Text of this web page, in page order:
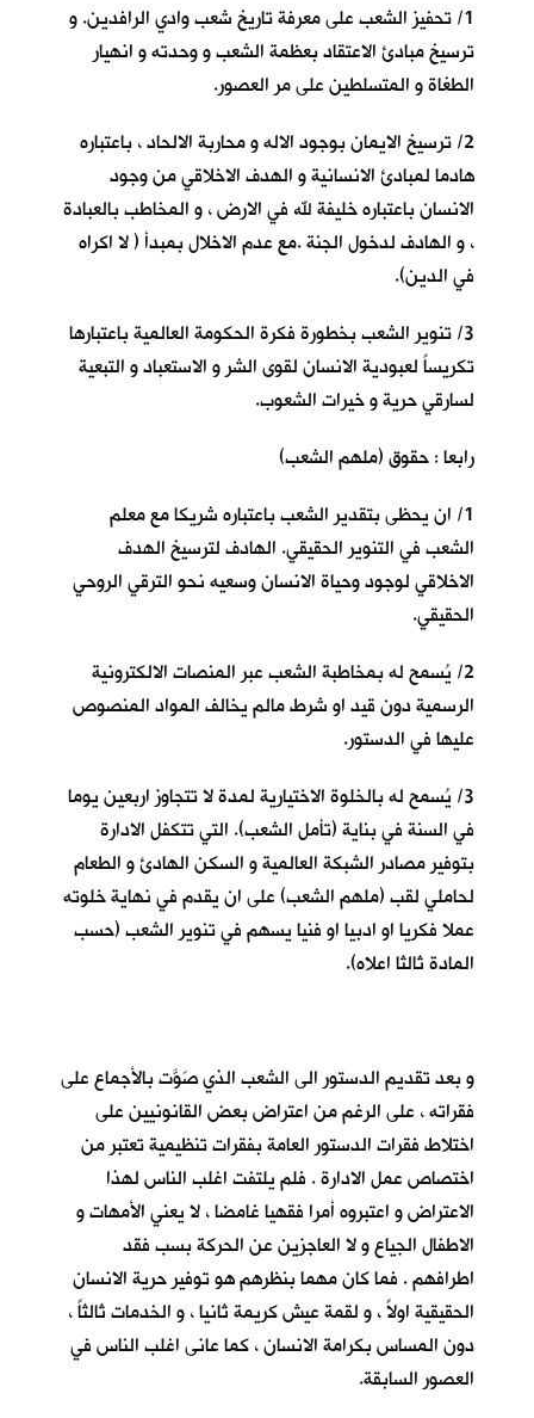
1/ تحفيز الشعب على معرفة تاريخ شعب وادي الرافدين. و
ترسيخ مبادئ الاعتقاد بعظمة الشعب و وحدته و انهيار
الطغاة و المتسلطين على مر العصور.
2/ ترسيخ الايمان بوجود الاله و محاربة الالحاد ، باعتباره
هادما لمبادئ الانسانية و الهدف الاخلاقي من وجود
الانسان باعتباره خليفة لله في الارض ، و المخاطب بالعبادة
، و الهادف لدخول الجنة .مع عدم الاخلال بمبدأ ( لا اكراه
في الدين).
3/ تنوير الشعب بخطورة فكرة الحكومة العالمية باعتبارها
تكريساً لعبودية الانسان لقوى الشر و الاستعباد و التبعية
لسارقي حرية و خيرات الشعوب.
رابعا : حقوق (ملهم الشعب)
1/ ان يحظى بتقدير الشعب باعتباره شريكا مع معلم
الشعب في التنوير الحقيقي. الهادف لترسيخ الهدف
الاخلاقي لوجود وحياة الانسان وسعيه نحو الترقي الروحي
الحقيقي.
2/ يُسمح له بمخاطبة الشعب عبر المنصات الالكترونية
الرسمية دون قيد او شرط مالم يخالف المواد المنصوص
عليها في الدستور.
3/ يُسمح له بالخلوة الاختيارية لمدة لا تتجاوز اربعين يوما
في السنة في بناية (تأمل الشعب). التي تتكفل الادارة
بتوفير مصادر الشبكة العالمية و السكن الهادئ و الطعام
لحاملي لقب (ملهم الشعب) على ان يقدم في نهاية خلوته
عملا فكريا او ادبيا او فنيا يسهم في تنوير الشعب (حسب
المادة ثالثا اعلاه).
و بعد تقديم الدستور الى الشعب الذي صَوَّت بالأجماع على
فقراته ، على الرغم من اعتراض بعض القانونيين على
اختلاط فقرات الدستور العامة بفقرات تنظيمية تعتبر من
اختصاص عمل الادارة . فلم يلتفت اغلب الناس لهذا
الاعتراض و اعتبروه أمرا فقهيا غامضا ، لا يعني الأمهات و
الاطفال الجياع و لا العاجزين عن الحركة بسب فقد
اطرافهم . فما كان مهما بنظرهم هو توفير حرية الانسان
الحقيقية اولاً ، و لقمة عيش كريمة ثانيا ، و الخدمات ثالثاً ،
دون المساس بكرامة الانسان ، كما عانى اغلب الناس في
العصور السابقة.